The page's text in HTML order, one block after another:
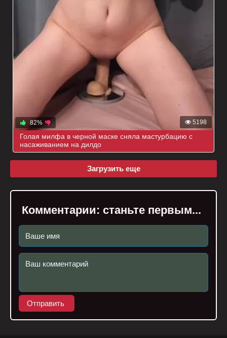
5198
82%
Голая милфа в черной маске сняла мастурбацию с
насаживанием на дилдо
Загрузить еще
Комментарии: станьте первым...
Отправить